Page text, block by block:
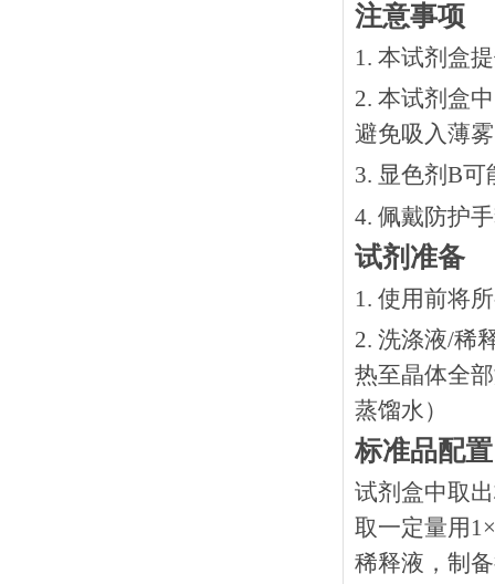
注意事项
1. 本试剂盒
2. 本试剂盒
避免吸入薄
3. 显色剂B
4. 佩戴防护
试剂准备
1. 使用前将
2. 洗涤液/稀
热⾄晶体全
蒸馏水）
标准品配置
试剂盒中取
取一定量用
稀释液，制